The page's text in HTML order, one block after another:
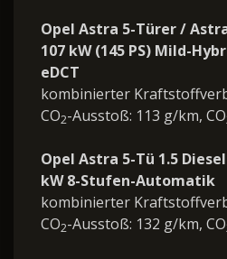
Opel Astra 5-Türer /
107 kW (145 PS) Mild-
eDCT
kombinierter
CO2-Ausstoß: 113 g/km, CO
Opel Astra 5-Tü 1.5
kW 8-Stufen-Automatik
kombinierter
CO2-Ausstoß: 132 g/km, CO